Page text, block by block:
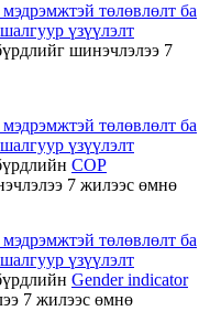
төлөвлөлт ба
үзүүлэлт
шинэчлэлээ 7
төлөвлөлт ба
үзүүлэлт
COP
7 жилээс өмнө
төлөвлөлт ба
үзүүлэлт
Gender indicator
7 жилээс өмнө